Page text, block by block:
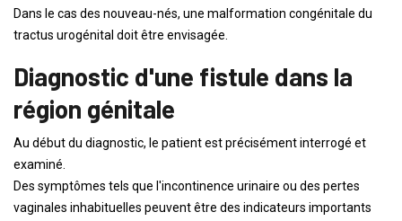
Dans le cas des nouveau-nés, une malformation congénitale du
tractus urogénital doit être envisagée.
Diagnostic d'une fistule dans la
région génitale
Au début du diagnostic, le patient est précisément interrogé et
examiné.
Des symptômes tels que l'incontinence urinaire ou des pertes
vaginales inhabituelles peuvent être des indicateurs importants